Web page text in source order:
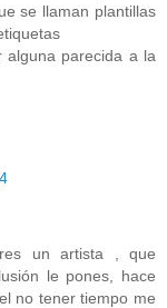
se llaman plantillas
alguna parecida a la
un artista , que
le pones, hace
no tener tiempo me